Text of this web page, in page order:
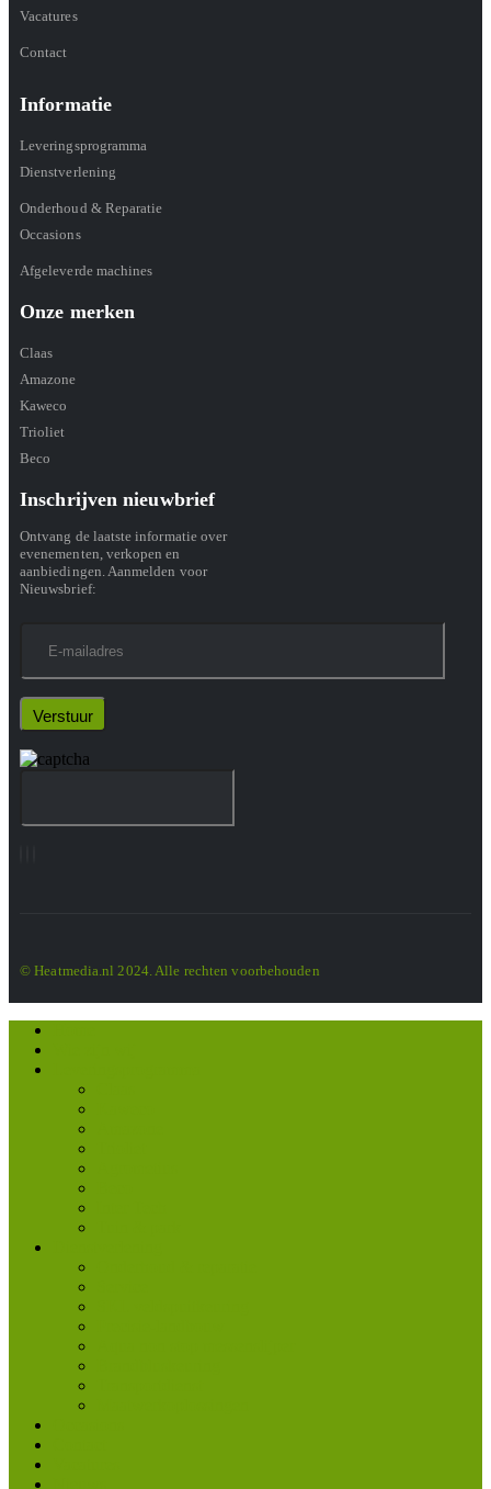
Vacatures
Contact
Informatie
Leveringsprogramma
Dienstverlening
Onderhoud & Reparatie
Occasions
Afgeleverde machines
Onze merken
Claas
Amazone
Kaweco
Trioliet
Beco
Inschrijven nieuwbrief
Ontvang de laatste informatie over
evenementen, verkopen en
aanbiedingen. Aanmelden voor
Nieuwsbrief:
© Heatmedia.nl 2024. Alle rechten voorbehouden